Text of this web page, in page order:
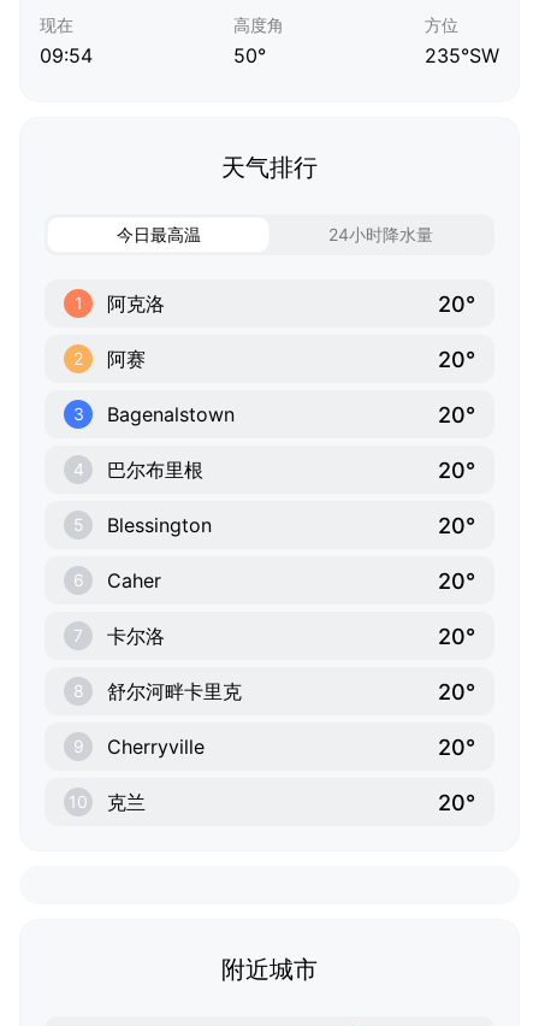
现在
09:54
高度角
50°
方位
235°SW
天气排行
今日最高温 24小时降水量
1 阿克洛 20°
2 阿赛 20°
3 Bagenalstown 20°
4 巴尔布里根 20°
5 Blessington 20°
6 Caher 20°
7 卡尔洛 20°
8 舒尔河畔卡里克 20°
9 Cherryville 20°
10 克兰 20°
附近城市